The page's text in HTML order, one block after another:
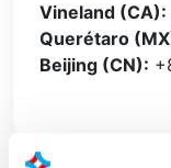
Vineland (CA):
Querétaro
Beijing (CN):